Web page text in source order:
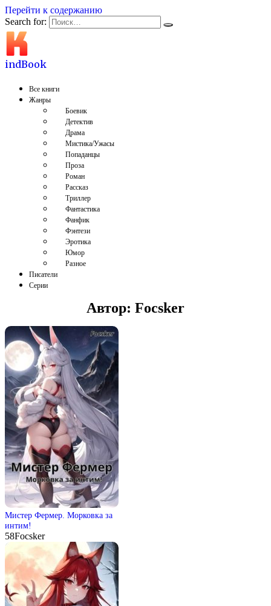
Перейти к содержанию
Search for:
indBook
Все книги
Жанры
Боевик
Детектив
Драма
Мистика/Ужасы
Попаданцы
Проза
Роман
Рассказ
Триллер
Фантастика
Фанфик
Фэнтези
Эротика
Юмор
Разное
Писатели
Серии
Автор: Focsker
Мистер Фермер. Морковка за
интим!
58Focsker